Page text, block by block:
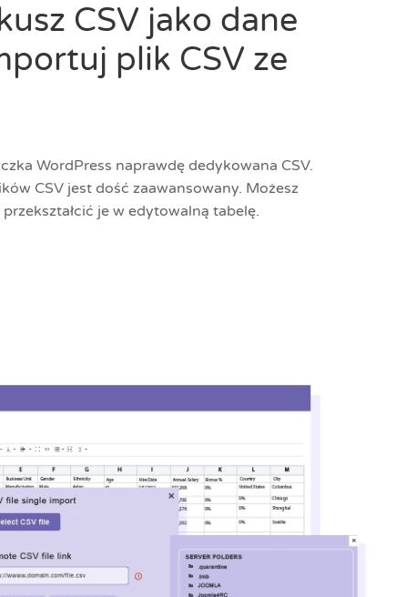
CSV jako dane
plik CSV ze
WordPress naprawdę dedykowana CSV.
CSV jest dość zaawansowany. Możesz
je w edytowalną tabelę.